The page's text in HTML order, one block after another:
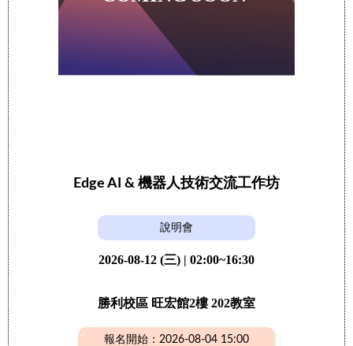
Edge AI & 機器人技術交流工作坊
說明會
2026-08-12 (三) | 02:00~16:30
勝利校區 旺宏館2樓 202教室
報名開始：2026-08-04 15:00